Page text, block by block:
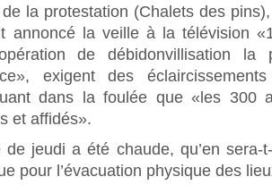
la protestation (Chalets des
annoncé la veille à la télévision
de débidonvillisation la
exigent des
dans la foulée que «les 300
et affidés».
de jeudi a été chaude, qu’en sera-
pour l’évacuation physique des